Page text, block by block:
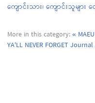
ကျောင်းသား၊ ကျောင်းသူမျ
More in this category:«
YA'LL NEVER FORGET Journal